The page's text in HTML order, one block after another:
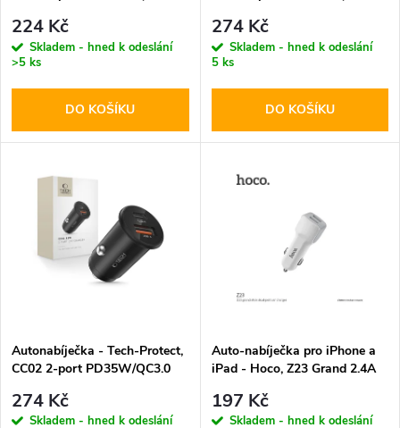
r
o
d
p
r
o
d
224 Kč
Skladem - hned k odeslání
>5 ks
DO KOŠÍKU
274 Kč
Skladem - hned k odeslání
5 ks
DO KOŠÍKU
Autonabíječka - Tech-Protect,
CC02 2-port PD35W/QC3.0
274 Kč
Skladem - hned k odeslání
Auto-nabíječka pro iPhone a
iPad - Hoco, Z23 Grand 2.4A
197 Kč
Skladem - hned k odeslání